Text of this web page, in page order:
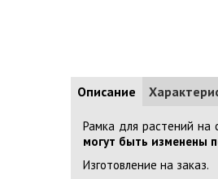
Описание
Рамка для растений на
могут быть изменены
Изготовление на заказ.